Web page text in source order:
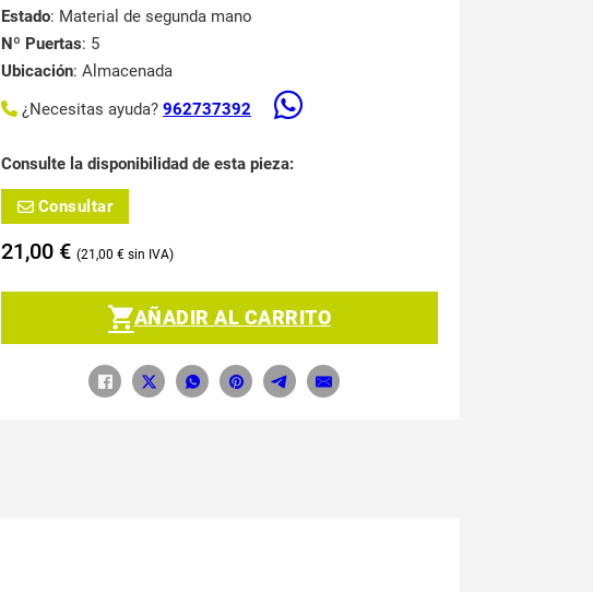
Estado: Material de segunda mano
Nº Puertas: 5
Ubicación: Almacenada
¿Necesitas ayuda? 962737392
Consulte la disponibilidad de esta pieza:
Consultar
21,00 € 21,00 €
AÑADIR AL CARRITO